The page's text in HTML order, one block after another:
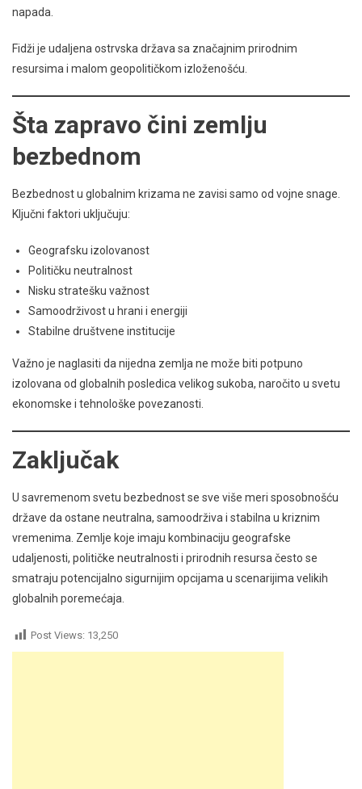
napada.
Fidži je udaljena ostrvska država sa značajnim prirodnim
resursima i malom geopolitičkom izloženošću.
Šta zapravo čini zemlju
bezbednom
Bezbednost u globalnim krizama ne zavisi samo od vojne snage.
Ključni faktori uključuju:
Geografsku izolovanost
Političku neutralnost
Nisku stratešku važnost
Samoodrživost u hrani i energiji
Stabilne društvene institucije
Važno je naglasiti da nijedna zemlja ne može biti potpuno
izolovana od globalnih posledica velikog sukoba, naročito u svetu
ekonomske i tehnološke povezanosti.
Zaključak
U savremenom svetu bezbednost se sve više meri sposobnošću
države da ostane neutralna, samoodrživa i stabilna u kriznim
vremenima. Zemlje koje imaju kombinaciju geografske
udaljenosti, političke neutralnosti i prirodnih resursa često se
smatraju potencijalno sigurnijim opcijama u scenarijima velikih
globalnih poremećaja.
Post Views: 13,250